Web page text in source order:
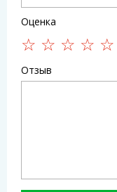
Оценка
Отзыв